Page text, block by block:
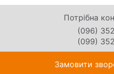
Потрібна
(096)
(099)
Замовити